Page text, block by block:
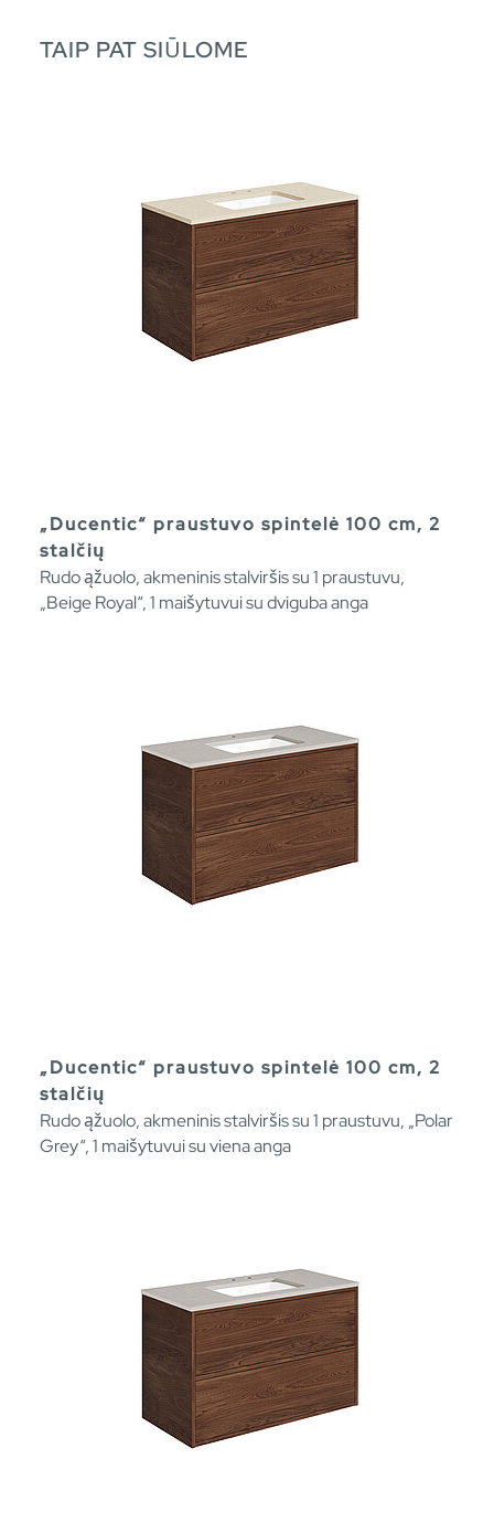
TAIP PAT SIŪLOME
„Ducentic“ praustuvo spintelė 100 cm, 2
stalčių
Rudo ąžuolo, akmeninis stalviršis su 1 praustuvu,
„Beige Royal“, 1 maišytuvui su dviguba anga
„Ducentic“ praustuvo spintelė 100 cm, 2
stalčių
Rudo ąžuolo, akmeninis stalviršis su 1 praustuvu, „Polar
Grey“, 1 maišytuvui su viena anga